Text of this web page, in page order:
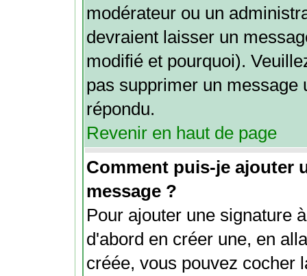
modérateur ou un
devraient laisser un
modifié et pourquoi).
pas supprimer un message
répondu.
Revenir en haut de page
Comment puis-je ajouter
message ?
Pour ajouter une signature
d'abord en créer une, en
créée, vous pouvez cocher